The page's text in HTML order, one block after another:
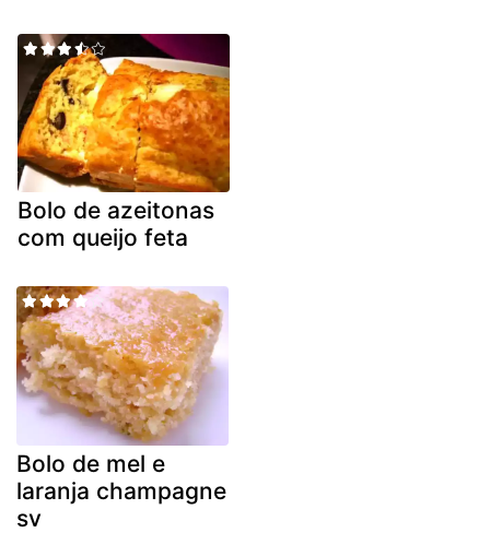
Bolo de azeitonas
com queijo feta
Bolo de mel e
laranja champagne
sv